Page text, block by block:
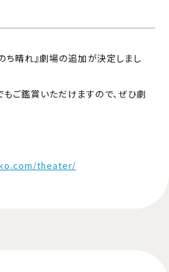
ち晴れ』劇場の追加が決定しまし
ご鑑賞いただけますので、ぜひ劇
theater/